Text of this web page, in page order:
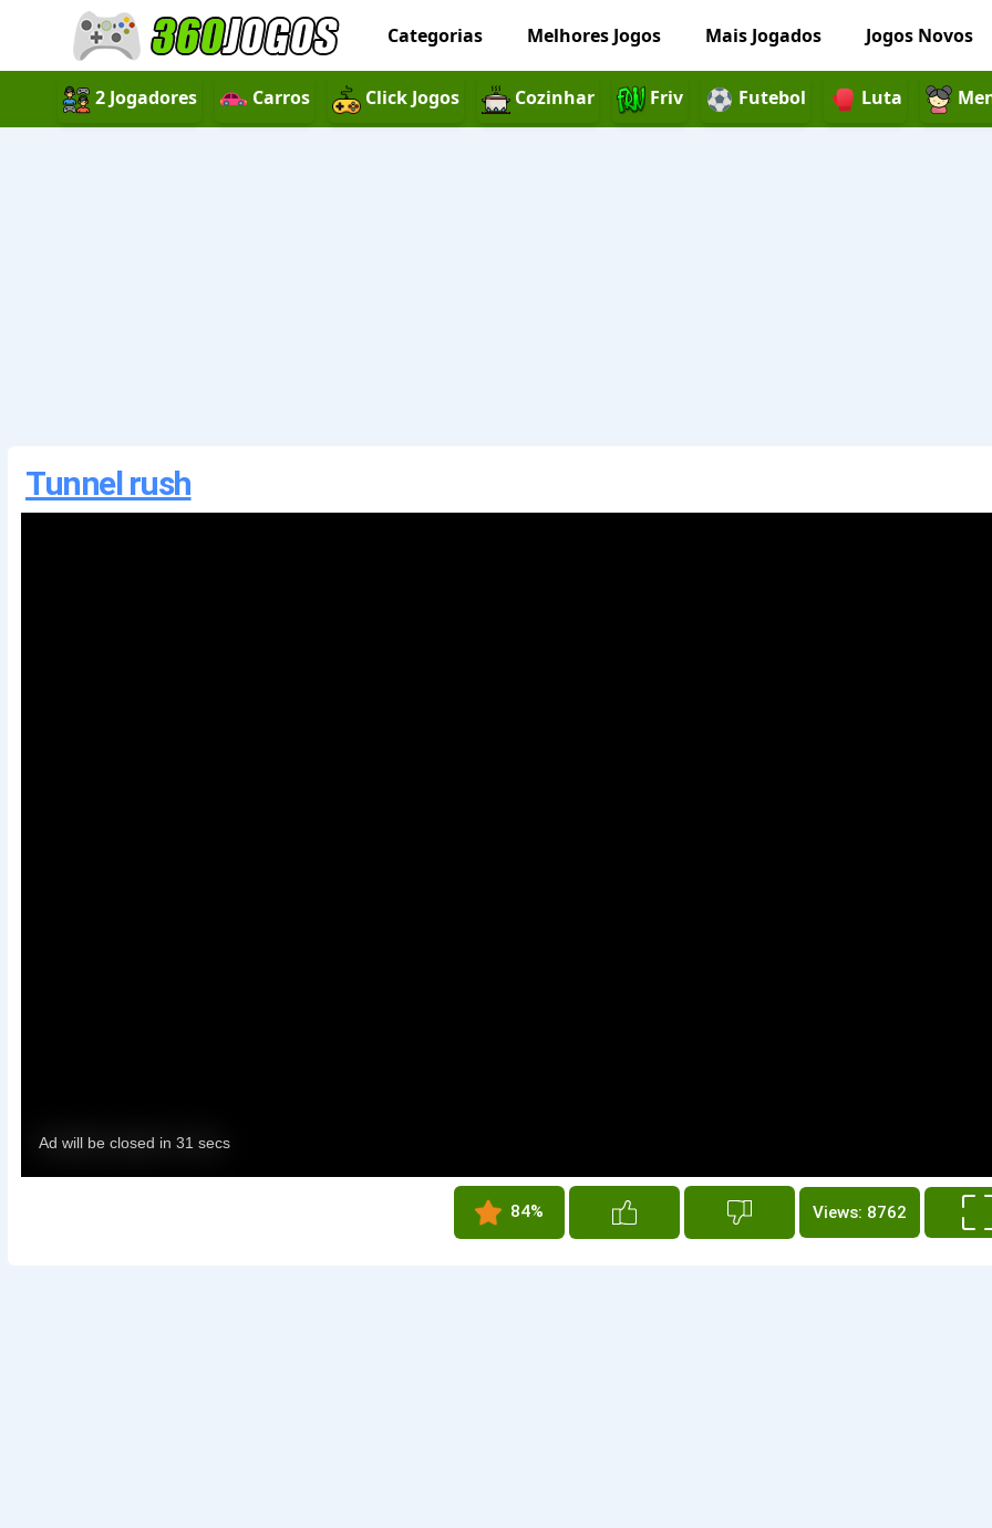
Categorias Melhores Jogos Mais Jogados Jogos Novos
2 Jogadores Carros Click Jogos Cozinhar Friv Futebol Luta
Tunnel rush
84% Views: 8762